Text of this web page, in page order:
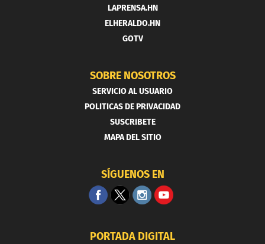
LAPRENSA.HN
ELHERALDO.HN
GOTV
SOBRE NOSOTROS
SERVICIO AL USUARIO
POLITICAS DE PRIVACIDAD
SUSCRIBETE
MAPA DEL SITIO
SÍGUENOS EN
PORTADA DIGITAL